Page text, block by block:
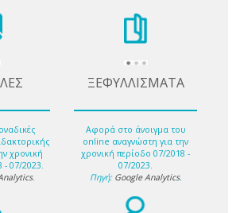
χρονική
- 07/2023.
.
ΞΕΦΥΛΛΙΣΜΑΤΑ
Αφορά στο άνοιγμα του
online αναγνώστη για την
χρονική περίοδο 07/2018 -
07/2023.
Πηγή: Google Analytics.